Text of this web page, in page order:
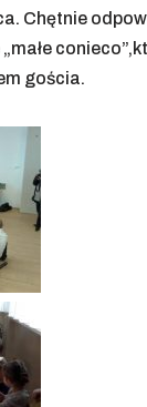
Chętnie
gościa.